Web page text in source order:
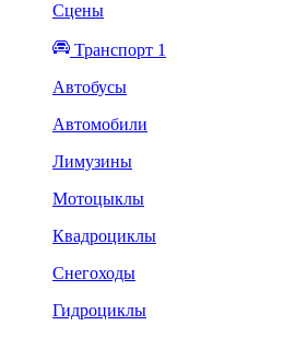
Сцены
Транспорт 1
Автобусы
Автомобили
Лимузины
Мотоцыклы
Квадроциклы
Снегоходы
Гидроциклы